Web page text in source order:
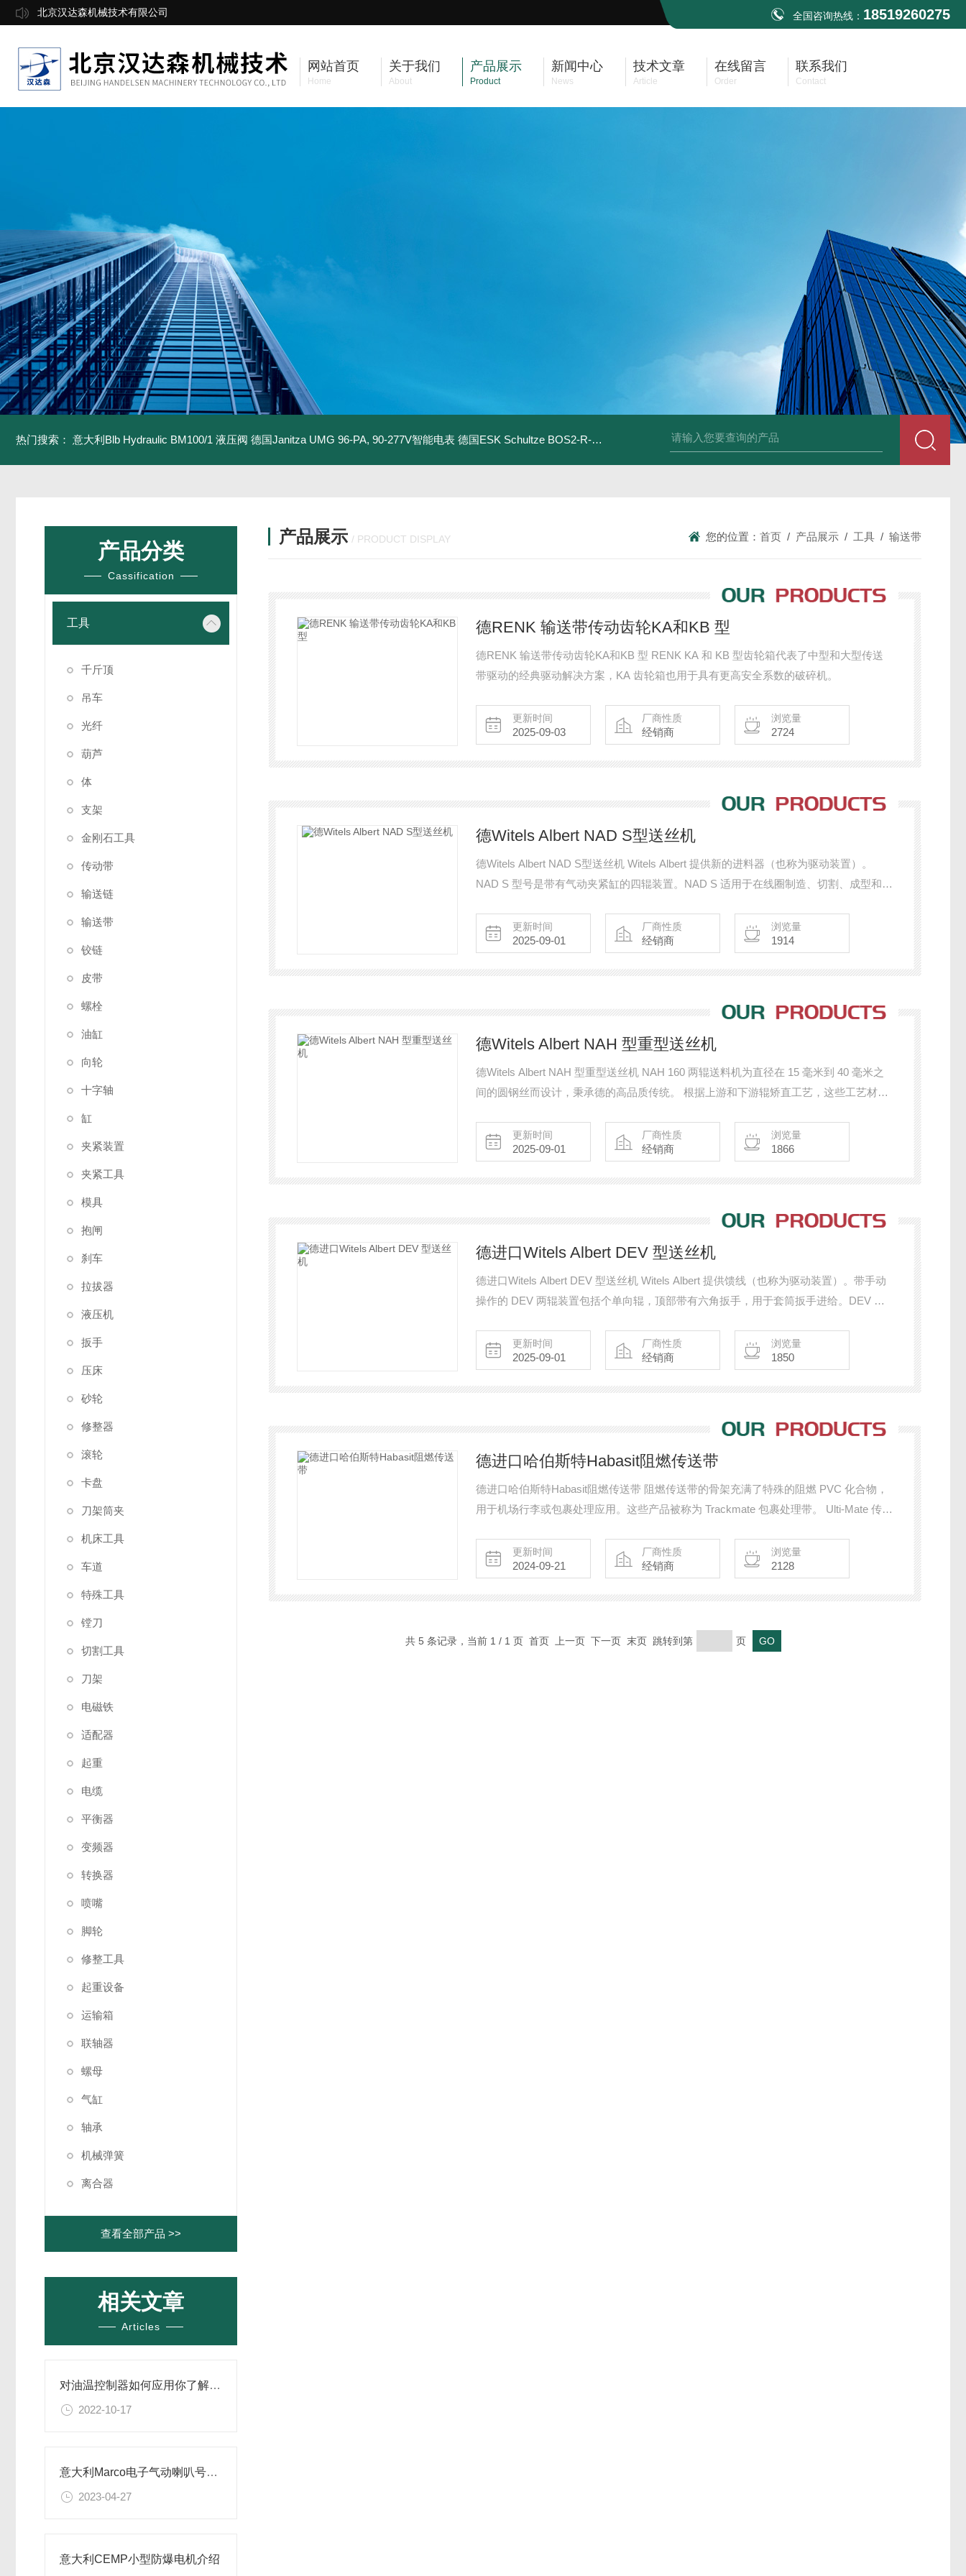
北京汉达森机械技术有限公司 全国咨询热线： 18519260275
网站首页
Home
关于我们
About
产品展示
Product
新闻中心
News
技术文章
Article
在线留言
Order
联系我们
Contact
热门搜索： 意大利Blb Hydraulic BM100/1 液压阀 德国Janitza UMG 96-PA, 90-277V智能电表 德国ESK Schultze BOS2-R-80F 型油分离器 德国Baumüller b maXX 6500伺服电机 德国Bauüller b maXX
产品分类
Cassification
工具
千斤顶
吊车
光纤
葫芦
体
支架
金刚石工具
传动带
输送链
输送带
铰链
皮带
螺栓
油缸
向轮
十字轴
缸
夹紧装置
夹紧工具
模具
抱闸
刹车
拉拔器
液压机
扳手
压床
砂轮
修整器
滚轮
卡盘
刀架筒夹
机床工具
车道
特殊工具
镗刀
切割工具
刀架
电磁铁
适配器
起重
电缆
平衡器
变频器
转换器
喷嘴
脚轮
修整工具
起重设备
运输箱
联轴器
螺母
气缸
轴承
机械弹簧
离合器
查看全部产品 >>
相关文章
Articles
对油温控制器如何应用你了解吗？
2022-10-17
意大利Marco电子气动喇叭号角介绍
2023-04-27
意大利CEMP小型防爆电机介绍
产品展示 / PRODUCT DISPLAY 您的位置： 首页 / 产品展示 / 工具 / 输送带
德RENK 输送带传动齿轮KA和KB 型
德RENK 输送带传动齿轮KA和KB 型 RENK KA 和 KB 型齿轮箱代表了中型和大型传送
带驱动的经典驱动解决方案，KA 齿轮箱也用于具有更高安全系数的破碎机。
更新时间
2025-09-03
厂商性质
经销商
浏览量
2724
德Witels Albert NAD S型送丝机
德Witels Albert NAD S型送丝机 Witels Albert 提供新的进料器（也称为驱动装置）。
NAD S 型号是带有气动夹紧缸的四辊装置。NAD S 适用于在线圈制造、切割、成型和矫
气缸实现大的夹紧力和拉力。与其他受装置外壳尺寸制作用力的送料器不同，NAD S 送
料器不受装置尺寸的
更新时间
2025-09-01
厂商性质
经销商
浏览量
1914
德Witels Albert NAH 型重型送丝机
德Witels Albert NAH 型重型送丝机 NAH 160 两辊送料机为直径在 15 毫米到 40 毫米之
间的圆钢丝而设计，秉承德的高品质传统。 根据上游和下游辊矫直工艺，这些工艺材料
厂安装的轴或进料辊的直接驱动液压马达提供了高的性能密度。
更新时间
2025-09-01
厂商性质
经销商
浏览量
1866
德进口Witels Albert DEV 型送丝机
德进口Witels Albert DEV 型送丝机 Witels Albert 提供馈线（也称为驱动装置）。带手动
操作的 DEV 两辊装置包括个单向辊，顶部带有六角扳手，用于套筒扳手进给。DEV 适
量的德传统制造。DEV 送料器采用手轮操作的螺杆，在紧凑的包装中获得的夹紧力和拉
力。
更新时间
2025-09-01
厂商性质
经销商
浏览量
1850
德进口哈伯斯特Habasit阻燃传送带
德进口哈伯斯特Habasit阻燃传送带 阻燃传送带的骨架充满了特殊的阻燃 PVC 化合物，
用于机场行李或包裹处理应用。这些产品被称为 Trackmate 包裹处理带。 Ulti-Mate 传送
理和更激进的加工等应用。
更新时间
2024-09-21
厂商性质
经销商
浏览量
2128
共 5 条记录，当前 1 / 1 页 首页 上一页 下一页 末页 跳转到第 页